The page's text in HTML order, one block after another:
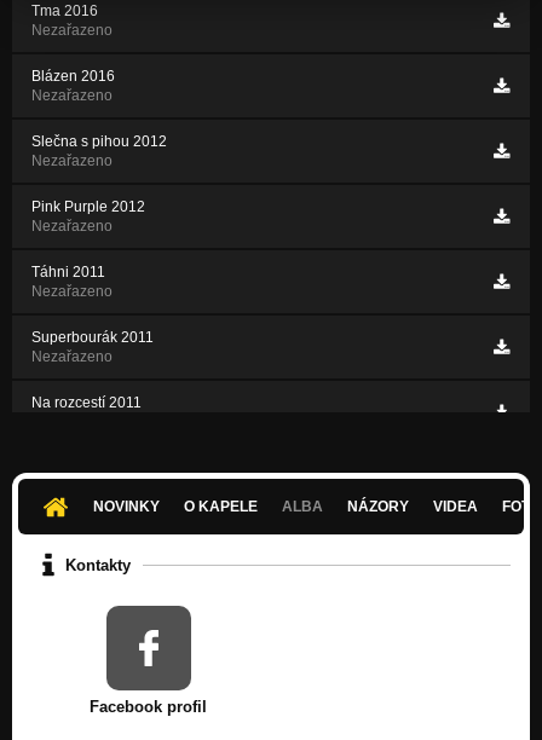
Tma 2016
Nezařazeno
Blázen 2016
Nezařazeno
Slečna s pihou 2012
Nezařazeno
Pink Purple 2012
Nezařazeno
Táhni 2011
Nezařazeno
Superbourák 2011
Nezařazeno
Na rozcestí 2011
Mravenci v ponožkách 2010
Nezařazeno
NOVINKY O KAPELE ALBA NÁZORY VIDEA
Kontakty
Facebook profil